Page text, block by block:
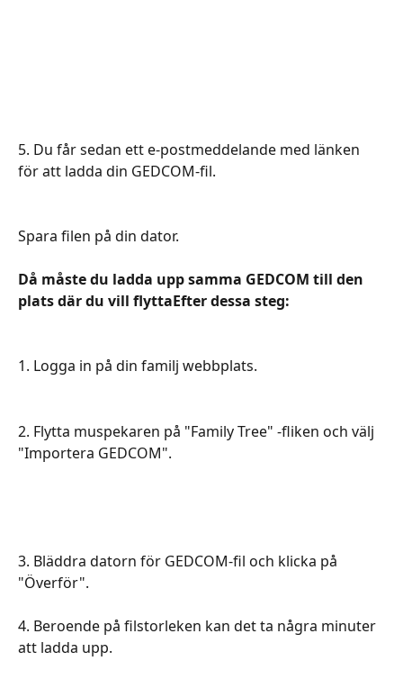
5. Du får sedan ett e-postmeddelande med länken
för att ladda din GEDCOM-fil.
Spara filen på din dator.
Då måste du ladda upp samma GEDCOM till den
plats där du vill flyttaEfter dessa steg:
1. Logga in på din familj webbplats.
2. Flytta muspekaren på "Family Tree" -fliken och välj
"Importera GEDCOM".
​​​​​​​​​​​​​​​​​​3. Bläddra datorn för GEDCOM-fil och klicka på
"Överför".
4. Beroende på filstorleken kan det ta några minuter
att ladda upp.